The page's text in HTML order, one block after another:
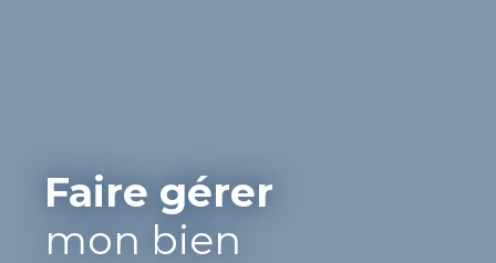
Faire gérer
mon bien